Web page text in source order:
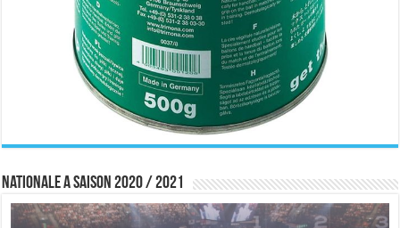
Nationale A saison 2020 / 2021